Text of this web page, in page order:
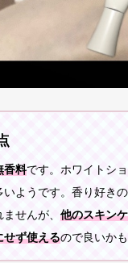
香料です。ホワイトシ
いようです。香り好き
せんが、 他のスキン
せず使えるので良いか